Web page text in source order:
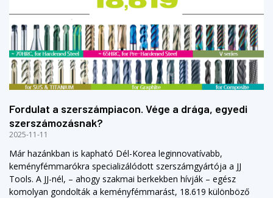
Fordulat a szerszámpiacon. Vége a drága, egyedi
szerszámozásnak?
2025-11-11
Már hazánkban is kapható Dél-Korea leginnovatívabb,
keményfémmarókra specializálódott szerszámgyártója a JJ
Tools. A JJ-nél, – ahogy szakmai berkekben hívják – egész
komolyan gondolták a keményfémmarást, 18.619 különböző